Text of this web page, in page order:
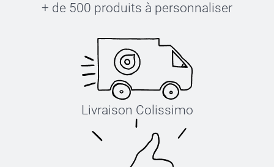
+ de 500 produits à personnaliser
Livraison Colissimo